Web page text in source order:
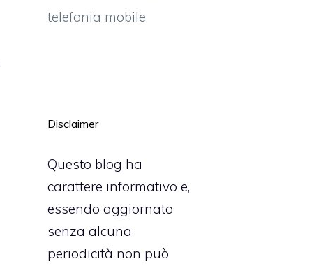
telefonia mobile
Disclaimer
Questo blog ha
carattere informativo e,
essendo aggiornato
senza alcuna
periodicità non può